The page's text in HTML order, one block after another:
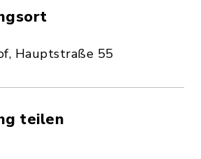
Hauptstraße 55
teilen